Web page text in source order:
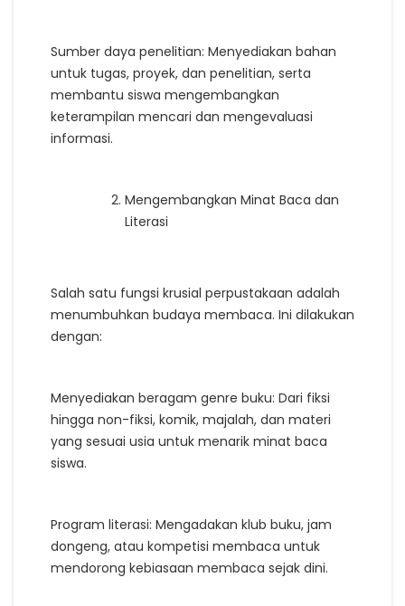
Sumber daya penelitian: Menyediakan bahan
untuk tugas, proyek, dan penelitian, serta
membantu siswa mengembangkan
keterampilan mencari dan mengevaluasi
informasi.
Mengembangkan Minat Baca dan
Literasi
Salah satu fungsi krusial perpustakaan adalah
menumbuhkan budaya membaca. Ini dilakukan
dengan:
Menyediakan beragam genre buku: Dari fiksi
hingga non-fiksi, komik, majalah, dan materi
yang sesuai usia untuk menarik minat baca
siswa.
Program literasi: Mengadakan klub buku, jam
dongeng, atau kompetisi membaca untuk
mendorong kebiasaan membaca sejak dini.